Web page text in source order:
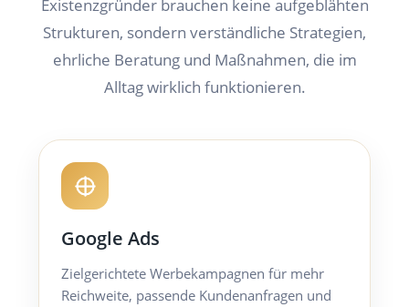
Existenzgründer brauchen keine aufgeblähten
Strukturen, sondern verständliche Strategien,
ehrliche Beratung und Maßnahmen, die im
Alltag wirklich funktionieren.
Google Ads
Zielgerichtete Werbekampagnen für mehr
Reichweite, passende Kundenanfragen und